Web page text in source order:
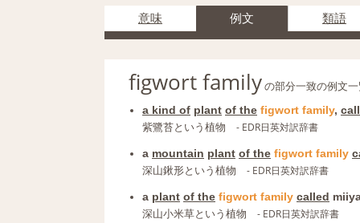
意味 例文 類語
figwort familyの部分一致の例文
a kind of plant of the figwort family,
紫鷺苔という植物 - EDR日英対訳辞書
a mountain plant of the figwort family
深山鍬形という植物 - EDR日英対訳辞書
a plant of the figwort family called
深山小米草という植物 - EDR日英対訳辞書